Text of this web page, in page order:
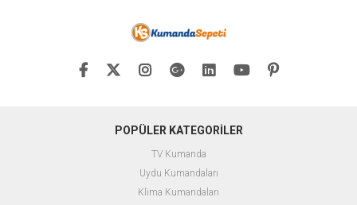
POPÜLER KATEGORİLER
TV Kumanda
Uydu Kumandaları
Klima Kumandaları